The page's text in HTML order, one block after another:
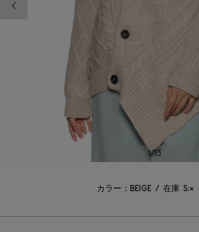
1/13
カラー：BEIGE / 在庫 S:×